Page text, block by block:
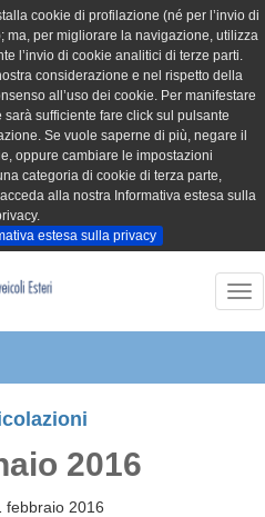
cookie di profilazione (né per l’invio di
ma, per migliorare la navigazione, utilizza
l’invio di cookie analitici di terze parti.
considerazione e nel rispetto della
all’uso dei cookie. Per manifestare
sufficiente fare click sul pulsante
Se vuole saperne di più, negare il
oppure cambiare le impostazioni
categoria di cookie di terza parte,
alla nostra Informativa estesa sulla
estesa sulla privacy
2016
febbraio 2016